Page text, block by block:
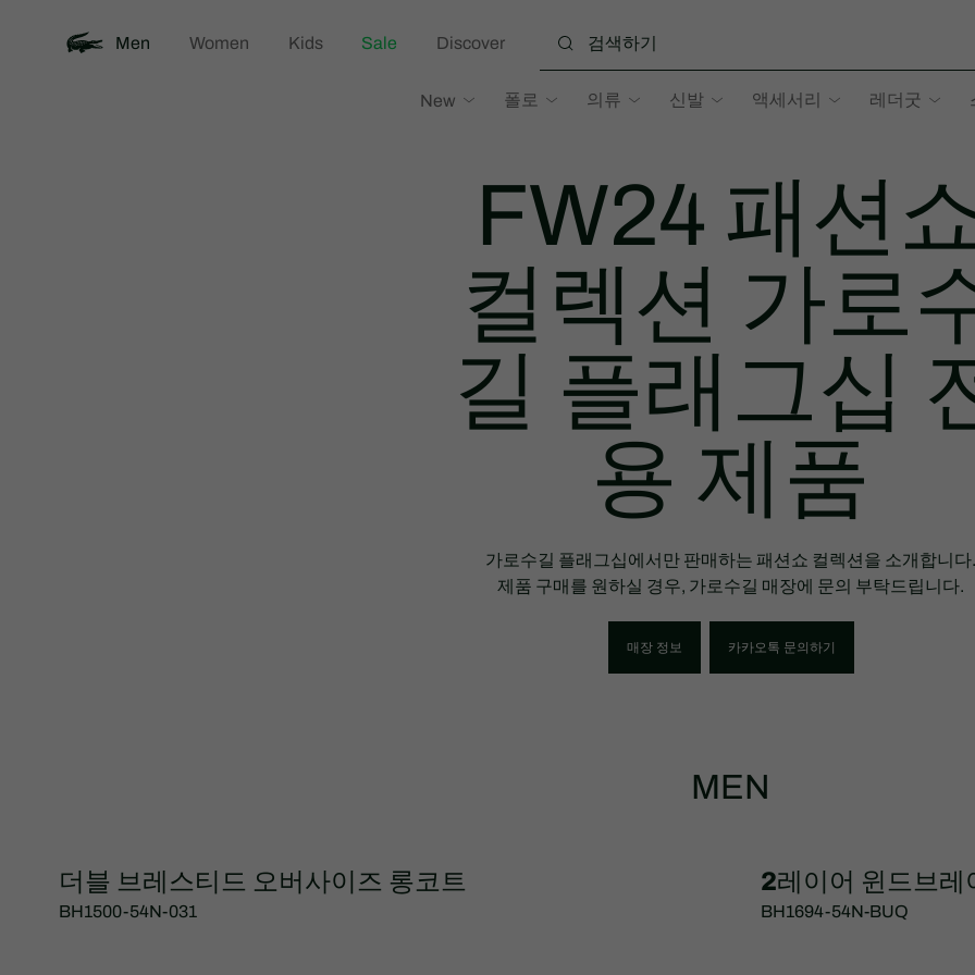
Men
New 폴로 의류 신발 액세서리 레더굿
Women Kids Sale Discover
FW24 패션
컬렉션 가로
길 플래그십
용 제품
가로수길 플래그십에서만 판매하는 패션쇼 컬렉션을 소개합니다
제품 구매를 원하실 경우, 가로수길 매장에 문의 부탁드립니다.
매장 정보 카카오톡 문의하기
MEN
더블 브레스티드 오버사이즈 롱코트
BH1500-54N-031
2레이어 윈드브레
BH1694-54N-BUQ